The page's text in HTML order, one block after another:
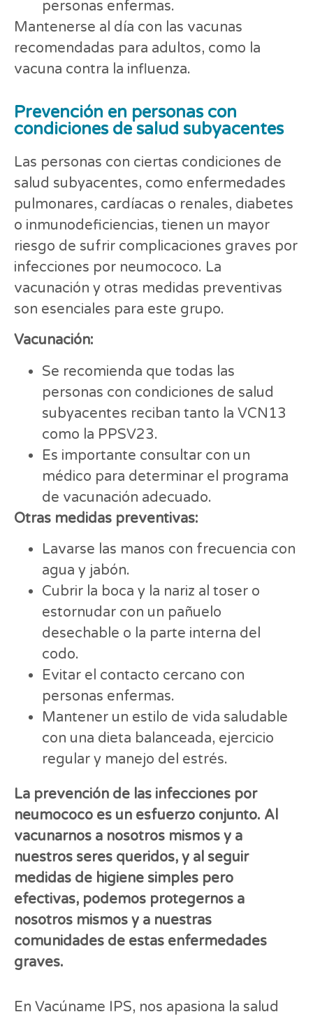
personas enfermas.
Mantenerse al día con las vacunas
recomendadas para adultos, como la
vacuna contra la influenza.
Prevención en personas con
condiciones de salud subyacentes
Las personas con ciertas condiciones de
salud subyacentes, como enfermedades
pulmonares, cardíacas o renales, diabetes
o inmunodeficiencias, tienen un mayor
riesgo de sufrir complicaciones graves por
infecciones por neumococo. La
vacunación y otras medidas preventivas
son esenciales para este grupo.
Vacunación:
Se recomienda que todas las
personas con condiciones de salud
subyacentes reciban tanto la VCN13
como la PPSV23.
Es importante consultar con un
médico para determinar el programa
de vacunación adecuado.
Otras medidas preventivas:
Lavarse las manos con frecuencia con
agua y jabón.
Cubrir la boca y la nariz al toser o
estornudar con un pañuelo
desechable o la parte interna del
codo.
Evitar el contacto cercano con
personas enfermas.
Mantener un estilo de vida saludable
con una dieta balanceada, ejercicio
regular y manejo del estrés.
La prevención de las infecciones por
neumococo es un esfuerzo conjunto. Al
vacunarnos a nosotros mismos y a
nuestros seres queridos, y al seguir
medidas de higiene simples pero
efectivas, podemos protegernos a
nosotros mismos y a nuestras
comunidades de estas enfermedades
graves.
En Vacúname IPS, nos apasiona la salud